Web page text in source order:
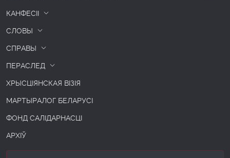
КАНФЕСІІ
СЛОВЫ
СПРАВЫ
ПЕРАСЛЕД
ХРЫСЦІЯНСКАЯ ВІЗІЯ
МАРТЫРАЛОГ БЕЛАРУСІ
ФОНД САЛІДАРНАСЦІ
АРХІЎ